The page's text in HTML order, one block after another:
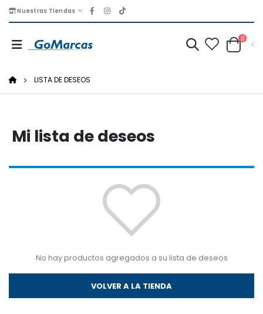
Nuestras Tiendas
0
LISTA DE DESEOS
Mi lista de deseos
No hay productos agregados a su lista de deseos
VOLVER A LA TIENDA